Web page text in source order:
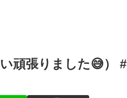
頑張りました😅） #